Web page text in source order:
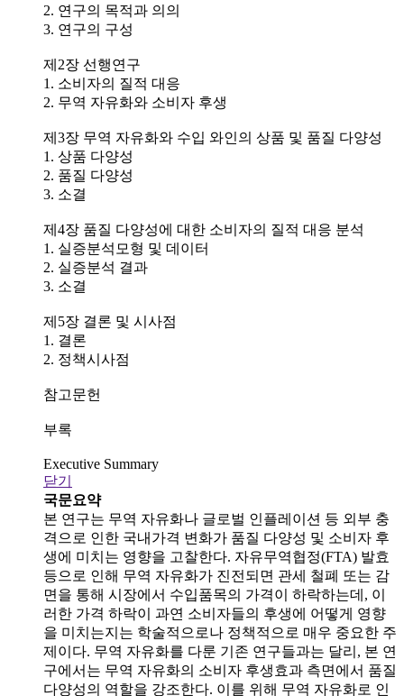
2. 연구의 목적과 의의
3. 연구의 구성
제2장 선행연구
1. 소비자의 질적 대응
2. 무역 자유화와 소비자 후생
제3장 무역 자유화와 수입 와인의 상품 및 품질 다양성
1. 상품 다양성
2. 품질 다양성
3. 소결
제4장 품질 다양성에 대한 소비자의 질적 대응 분석
1. 실증분석모형 및 데이터
2. 실증분석 결과
3. 소결
제5장 결론 및 시사점
1. 결론
2. 정책시사점
참고문헌
부록
Executive Summary
닫기
국문요약
본 연구는 무역 자유화나 글로벌 인플레이션 등 외부 충
격으로 인한 국내가격 변화가 품질 다양성 및 소비자 후
생에 미치는 영향을 고찰한다. 자유무역협정(FTA) 발효
등으로 인해 무역 자유화가 진전되면 관세 철폐 또는 감
면을 통해 시장에서 수입품목의 가격이 하락하는데, 이
러한 가격 하락이 과연 소비자들의 후생에 어떻게 영향
을 미치는지는 학술적으로나 정책적으로 매우 중요한 주
제이다. 무역 자유화를 다룬 기존 연구들과는 달리, 본 연
구에서는 무역 자유화의 소비자 후생효과 측면에서 품질
다양성의 역할을 강조한다. 이를 위해 무역 자유화로 인